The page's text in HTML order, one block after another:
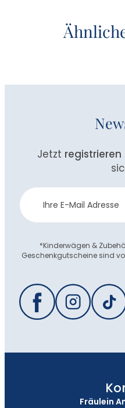
Jetzt registrieren
Newsletter
Anmeldung
*Kinderwägen &
Geschenkgutscheine sind
Fräulein